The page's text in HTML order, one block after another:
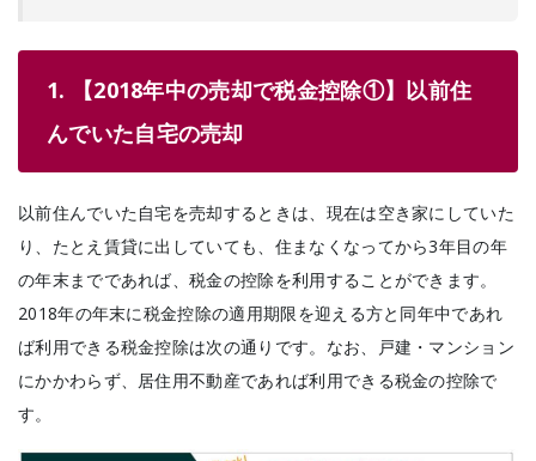
1. 【2018年中の売却で税金控除①】以前住
んでいた自宅の売却
以前住んでいた自宅を売却するときは、現在は空き家にしていた
り、たとえ賃貸に出していても、住まなくなってから3年目の年
の年末までであれば、税金の控除を利用することができます。
2018年の年末に税金控除の適用期限を迎える方と同年中であれ
ば利用できる税金控除は次の通りです。なお、戸建・マンション
にかかわらず、居住用不動産であれば利用できる税金の控除で
す。